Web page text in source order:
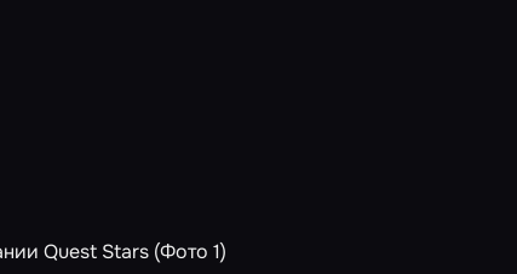
группу «ВКонтакте», отправляет на почту или в